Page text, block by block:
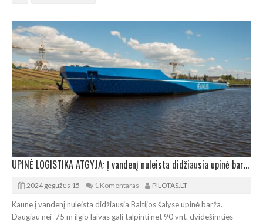
UPINĖ LOGISTIKA ATGYJA: Į vandenį nuleista didžiausia upinė barža Baltijos šalyse
2024 gegužės 15 1 Komentaras PILOTAS.LT
Kaune į vandenį nuleista didžiausia Baltijos šalyse upinė barža.
Daugiau nei 75 m ilgio laivas gali talpinti net 90 vnt. dvidešimties